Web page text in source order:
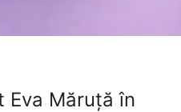
Eva Măruță în